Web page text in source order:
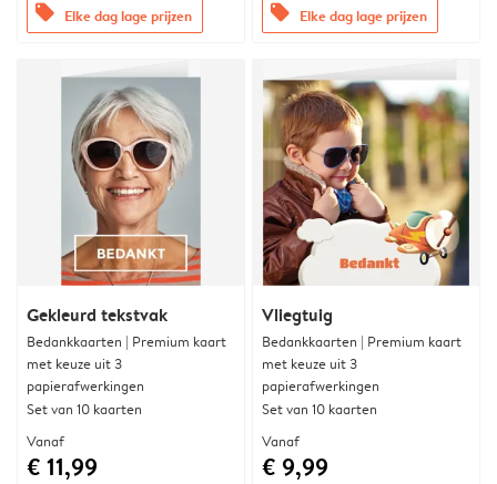
offers Elke dag lage prijzen offers Elke dag lage prijzen
Gekleurd tekstvak
Bedankkaarten | Premium kaart
met keuze uit 3
papierafwerkingen
Set van 10 kaarten
Vanaf
€ 11,99
Vliegtuig
Bedankkaarten | Premium kaart
met keuze uit 3
papierafwerkingen
Set van 10 kaarten
Vanaf
€ 9,99